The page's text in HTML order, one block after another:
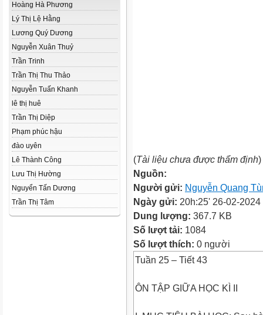
Hoàng Hà Phương
Lý Thị Lệ Hằng
Lương Quý Dương
Nguyễn Xuân Thuỷ
Trần Trinh
Trần Thị Thu Thảo
Nguyễn Tuấn Khanh
lê thị huê
Trần Thị Diệp
Phạm phúc hậu
đào uyên
Lê Thành Công
Lưu Thị Hường
Nguyển Tấn Dương
Trần Thị Tâm
(Tài liệu chưa được thẩm định)
Nguồn:
Người gửi: Nguyễn Quang
Ngày gửi: 20h:25' 26-02-2024
Dung lượng: 367.7 KB
Số lượt tải: 1084
Số lượt thích: 0 người
Tuần 25 – Tiết 43
ÔN TẬP GIỮA HỌC KÌ II